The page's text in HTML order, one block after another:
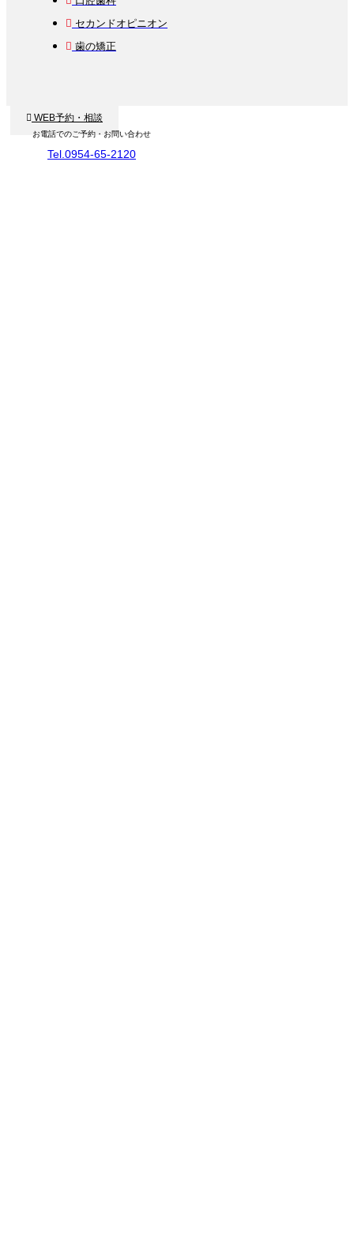
セカンドオピニオン
歯の矯正
WEB予約・相談
お電話でのご予約・お問い合わせ
Tel.0954-65-2120